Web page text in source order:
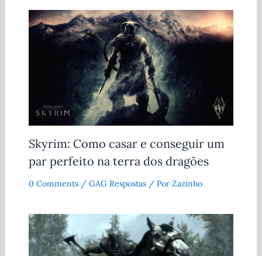
Skyrim: Como casar e conseguir um
par perfeito na terra dos dragões
0 Comments / GAG Respostas/ Por Zazinho